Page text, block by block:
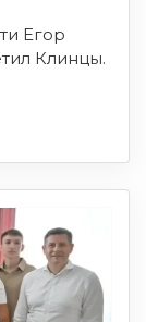
Егор
Клинцы.